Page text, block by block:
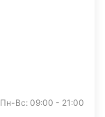
Пн-Вс: 09:00 - 21:00